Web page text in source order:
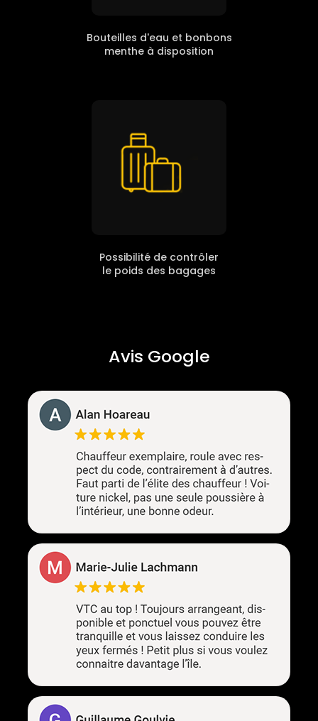
Bouteilles d'eau et bonbons
menthe à disposition
Possibilité de contrôler
le poids des bagages
Avis Google